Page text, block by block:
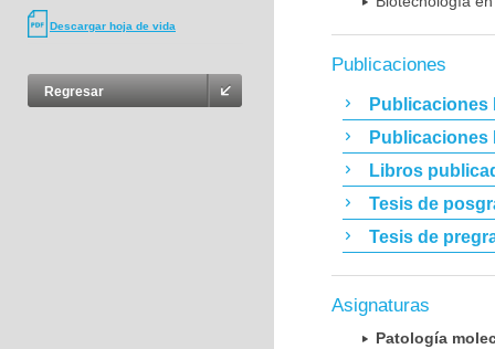
Descargar hoja de vida
Regresar
Publicaciones
Publicaciones
Publicaciones
Libros
Tesis de
Tesis de
Asignaturas
Patología